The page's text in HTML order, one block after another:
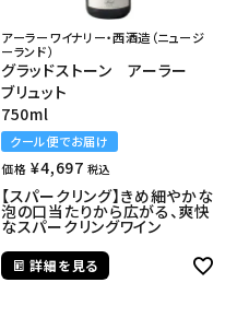
アーラーワイナリー・西酒造（ニュージ
ーランド）
グラッドストーン アーラー
ブリュット
750ml
クール便でお届け
価格 ¥4,697 税込
【スパークリング】きめ細やかな
泡の口当たりから広がる、爽快
なスパークリングワイン
詳細を見る